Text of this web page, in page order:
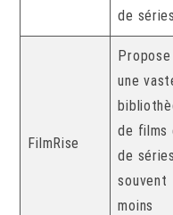
de
FilmRise
Propose
une
de films
de
souvent
moins